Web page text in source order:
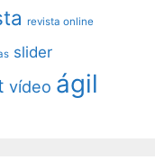
revista online
slider
vídeo ágil